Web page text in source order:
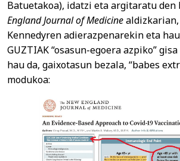
Batuetakoa), idatzi eta argitaratu den
England Journal of Medicine
Kennedyren adierazpenarekin eta
GUZTIAK “osasun-egoera azpiko”
hau da, gaixotasun bezala, “babes
modukoa: